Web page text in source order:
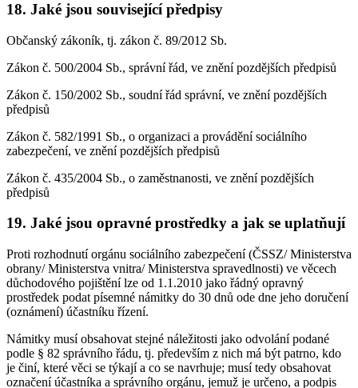
18. Jaké jsou související předpisy
Občanský zákoník, tj. zákon č. 89/2012 Sb.
Zákon č. 500/2004 Sb., správní řád, ve znění pozdějších předpisů
Zákon č. 150/2002 Sb., soudní řád správní, ve znění pozdějších
předpisů
Zákon č. 582/1991 Sb., o organizaci a provádění sociálního
zabezpečení, ve znění pozdějších předpisů
Zákon č. 435/2004 Sb., o zaměstnanosti, ve znění pozdějších
předpisů
19. Jaké jsou opravné prostředky a jak se uplatňují
Proti rozhodnutí orgánu sociálního zabezpečení (ČSSZ/ Ministerstva
obrany/ Ministerstva vnitra/ Ministerstva spravedlnosti) ve věcech
důchodového pojištění lze od 1.1.2010 jako řádný opravný
prostředek podat písemné námitky do 30 dnů ode dne jeho doručení
(oznámení) účastníku řízení.
Námitky musí obsahovat stejné náležitosti jako odvolání podané
podle § 82 správního řádu, tj. především z nich má být patrno, kdo
je činí, které věci se týkají a co se navrhuje; musí tedy obsahovat
označení účastníka a správního orgánu, jemuž je určeno, a podpis